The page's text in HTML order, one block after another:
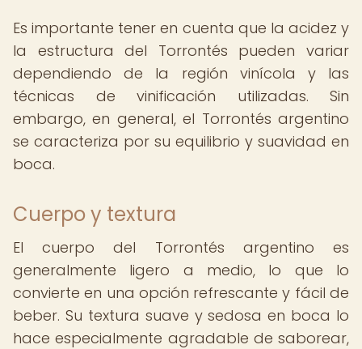
Es importante tener en cuenta que la acidez y
la estructura del Torrontés pueden variar
dependiendo de la región vinícola y las
técnicas de vinificación utilizadas. Sin
embargo, en general, el Torrontés argentino
se caracteriza por su equilibrio y suavidad en
boca.
Cuerpo y textura
El cuerpo del Torrontés argentino es
generalmente ligero a medio, lo que lo
convierte en una opción refrescante y fácil de
beber. Su textura suave y sedosa en boca lo
hace especialmente agradable de saborear,